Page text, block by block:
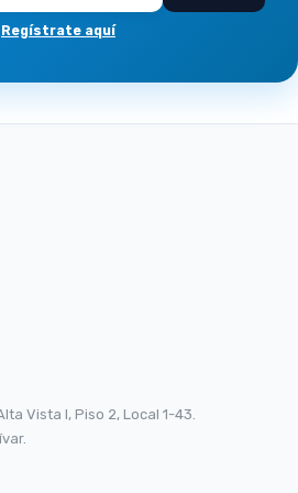
Regístrate aquí
Vista I, Piso 2, Local 1-43.